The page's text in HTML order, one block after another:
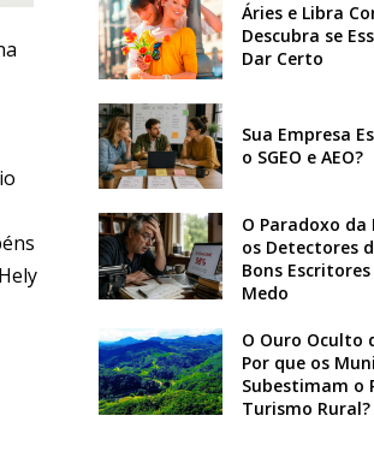
Áries e Libra
Descubra se
Dar Certo
Sua Empresa
o SGEO e AEO?
O Paradoxo da
os Detectores
Bons
Medo
O Ouro Oculto
Por que os
Subestimam o
Turismo Rural?